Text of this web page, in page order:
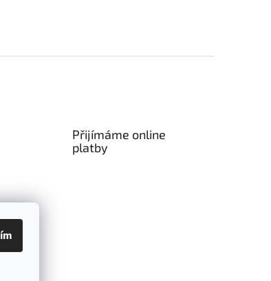
Přijímáme online
platby